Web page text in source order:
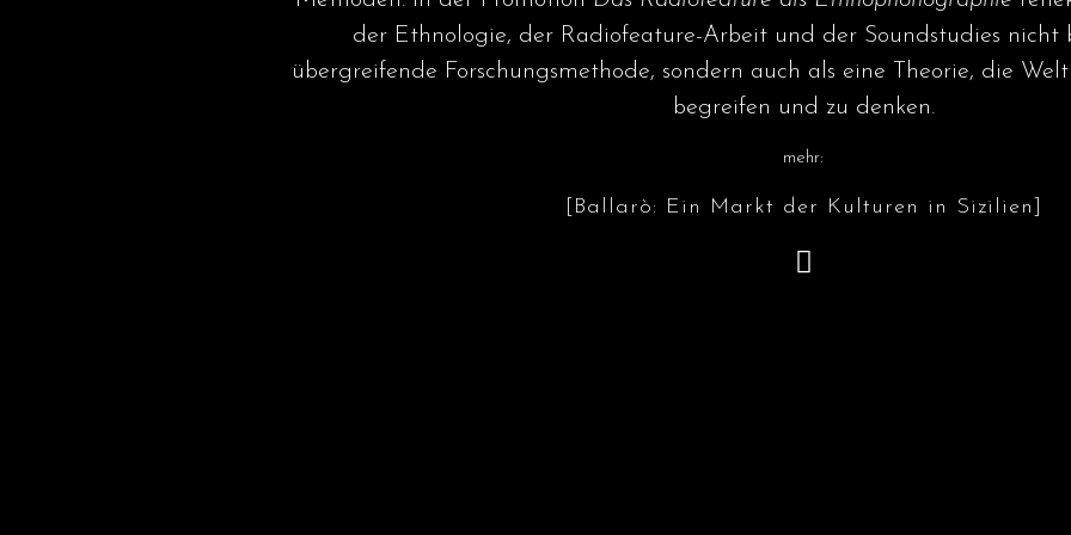
der Ethnologie, der Radiofeature-Arbeit und der Soundstudies nicht
übergreifende Forschungsmethode, sondern auch als eine Theorie, die
begreifen und zu denken.
mehr:
[Ballarò: Ein Markt der Kulturen in Sizilien]